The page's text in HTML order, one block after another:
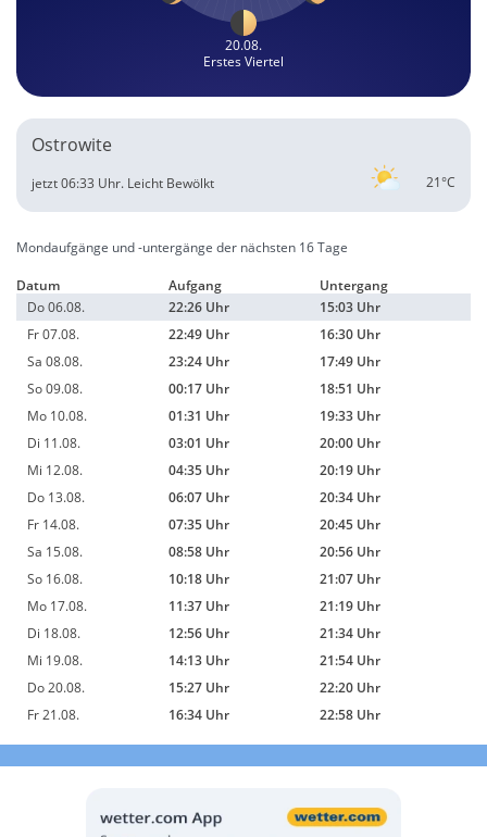
20.08.
Erstes Viertel
Ostrowite
21°C
jetzt 06:33 Uhr. Leicht Bewölkt
Mondaufgänge und -untergänge der nächsten 16 Tage
Datum Aufgang
Untergang
Do 06.08.
22:26 Uhr
15:03 Uhr
Fr 07.08.
22:49 Uhr
16:30 Uhr
Sa 08.08.
23:24 Uhr
17:49 Uhr
So 09.08.
00:17 Uhr
18:51 Uhr
Mo 10.08.
01:31 Uhr
19:33 Uhr
Di 11.08.
03:01 Uhr
20:00 Uhr
Mi 12.08.
04:35 Uhr
20:19 Uhr
Do 13.08.
06:07 Uhr
20:34 Uhr
Fr 14.08.
07:35 Uhr
20:45 Uhr
Sa 15.08.
08:58 Uhr
20:56 Uhr
So 16.08.
10:18 Uhr
21:07 Uhr
Mo 17.08.
11:37 Uhr
21:19 Uhr
Di 18.08.
12:56 Uhr
21:34 Uhr
Mi 19.08.
14:13 Uhr
21:54 Uhr
Do 20.08.
15:27 Uhr
22:20 Uhr
Fr 21.08.
16:34 Uhr 22:58 Uhr